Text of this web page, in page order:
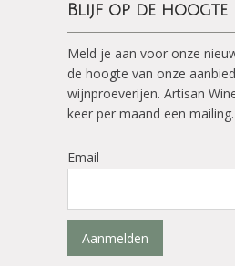
Blijf op de hoogte
Meld je aan voor onze
de hoogte van onze
wijnproeverijen. Artisan
keer per maand een mailing.
Email
Aanmelden